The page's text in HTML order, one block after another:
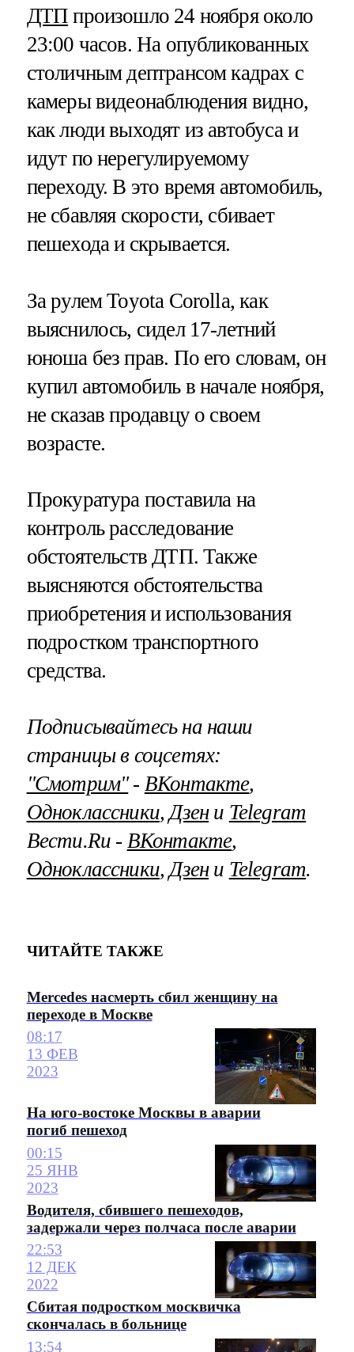
ДТП произошло 24 ноября около
23:00 часов. На опубликованных
столичным дептрансом кадрах с
камеры видеонаблюдения видно,
как люди выходят из автобуса и
идут по нерегулируемому
переходу. В это время автомобиль,
не сбавляя скорости, сбивает
пешехода и скрывается.
За рулем Toyota Corolla, как
выяснилось, сидел 17-летний
юноша без прав. По его словам, он
купил автомобиль в начале ноября,
не сказав продавцу о своем
возрасте.
Прокуратура поставила на
контроль расследование
обстоятельств ДТП. Также
выясняются обстоятельства
приобретения и использования
подростком транспортного
средства.
Подписывайтесь на наши
страницы в соцсетях:
"Смотрим"‐ ВКонтакте,
Одноклассники, Дзени Telegram
Вести.Ru ‐ ВКонтакте,
Одноклассники, Дзени Telegram.
ЧИТАЙТЕ ТАКЖЕ
Mercedes насмерть сбил женщину на
переходе в Москве
08:17
13 ФЕВ
2023
На юго-востоке Москвы в аварии
погиб пешеход
00:15
25 ЯНВ
2023
Водителя, сбившего пешеходов,
задержали через полчаса после аварии
22:53
12 ДЕК
2022
Сбитая подростком москвичка
скончалась в больнице
13:54